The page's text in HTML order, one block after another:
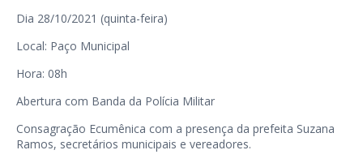
Dia 28/10/2021 (quinta-feira)
Local: Paço Municipal
Hora: 08h
Abertura com Banda da Polícia Militar
Consagração Ecumênica com a presença da prefeita Suzana
Ramos, secretários municipais e vereadores.